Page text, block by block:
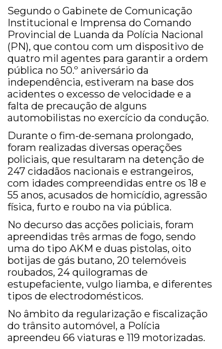
Segundo o Gabinete de Comunicação
Institucional e Imprensa do Comando
Provincial de Luanda da Polícia Nacional
(PN), que contou com um dispositivo de
quatro mil agentes para garantir a ordem
pública no 50.º aniversário da
independência, estiveram na base dos
acidentes o excesso de velocidade e a
falta de precaução de alguns
automobilistas no exercício da condução.
Durante o fim-de-semana prolongado,
foram realizadas diversas operações
policiais, que resultaram na detenção de
247 cidadãos nacionais e estrangeiros,
com idades compreendidas entre os 18 e
55 anos, acusados de homicídio, agressão
física, furto e roubo na via pública.
No decurso das acções policiais, foram
apreendidas três armas de fogo, sendo
uma do tipo AKM e duas pistolas, oito
botijas de gás butano, 20 telemóveis
roubados, 24 quilogramas de
estupefaciente, vulgo liamba, e diferentes
tipos de electrodomésticos.
No âmbito da regularização e fiscalização
do trânsito automóvel, a Polícia
apreendeu 66 viaturas e 119 motorizadas.